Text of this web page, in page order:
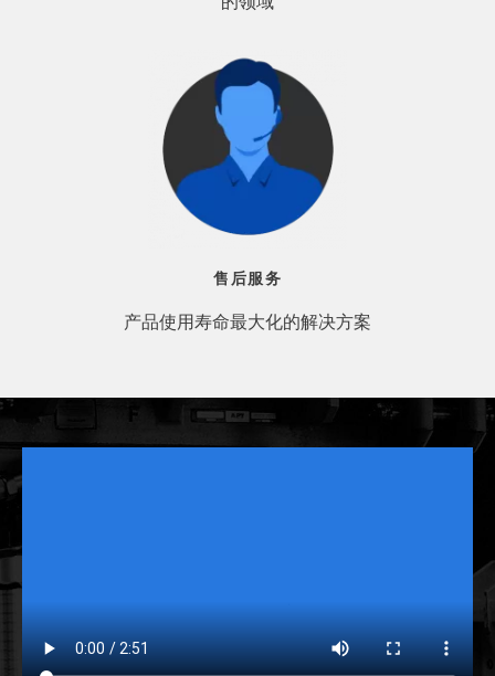
售后服务
产品使用寿命最大化的解决方案